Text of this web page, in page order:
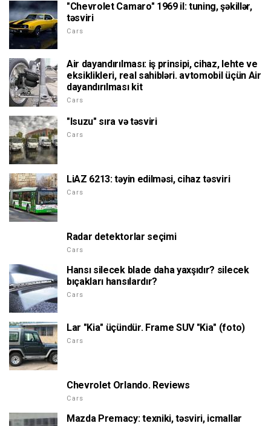
"Chevrolet Camaro" 1969 il: tuning, şəkillər,
təsviri
Cars
Air dayandırılması: iş prinsipi, cihaz, lehte ve
eksiklikleri, real sahibləri. avtomobil üçün Air
dayandırılması kit
Cars
"Isuzu" sıra və təsviri
Cars
LiAZ 6213: təyin edilməsi, cihaz təsviri
Cars
Radar detektorlar seçimi
Cars
Hansı silecek blade daha yaxşıdır? silecek
bıçakları hansılardır?
Cars
Lar "Kia" üçündür. Frame SUV "Kia" (foto)
Cars
Chevrolet Orlando. Reviews
Cars
Mazda Premacy: texniki, təsviri, icmallar